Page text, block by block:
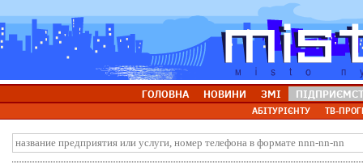
ГОЛОВНА НОВИНИ ЗМІ
АБІТУРІЄНТУ ТВ-